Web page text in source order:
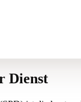
Dienst